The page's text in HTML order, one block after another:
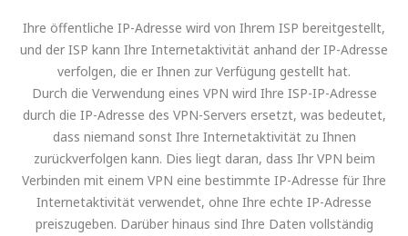
Ihre öffentliche IP-Adresse wird von Ihrem ISP bereitgestellt,
und der ISP kann Ihre Internetaktivität anhand der IP-Adresse
verfolgen, die er Ihnen zur Verfügung gestellt hat.
Durch die Verwendung eines VPN wird Ihre ISP-IP-Adresse
durch die IP-Adresse des VPN-Servers ersetzt, was bedeutet,
dass niemand sonst Ihre Internetaktivität zu Ihnen
zurückverfolgen kann. Dies liegt daran, dass Ihr VPN beim
Verbinden mit einem VPN eine bestimmte IP-Adresse für Ihre
Internetaktivität verwendet, ohne Ihre echte IP-Adresse
preiszugeben. Darüber hinaus sind Ihre Daten vollständig